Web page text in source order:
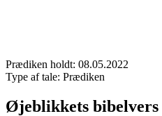
Prædiken holdt: 08.05.2022
Type af tale: Prædiken
Øjeblikkets bibelvers